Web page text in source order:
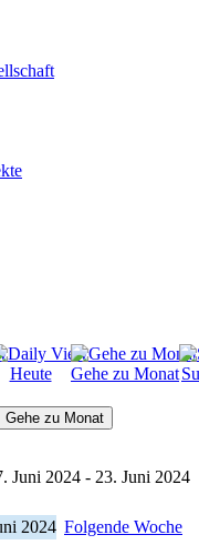
Heute Gehe zu Monat
Gehe zu Monat
Juni 2024 - 23. Juni 2024
2024 Folgende Woche